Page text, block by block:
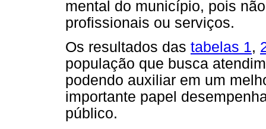
mental do município, pois
profissionais ou serviços.
Os resultados das tabelas 1,
população que busca
podendo auxiliar em um
importante papel
público.